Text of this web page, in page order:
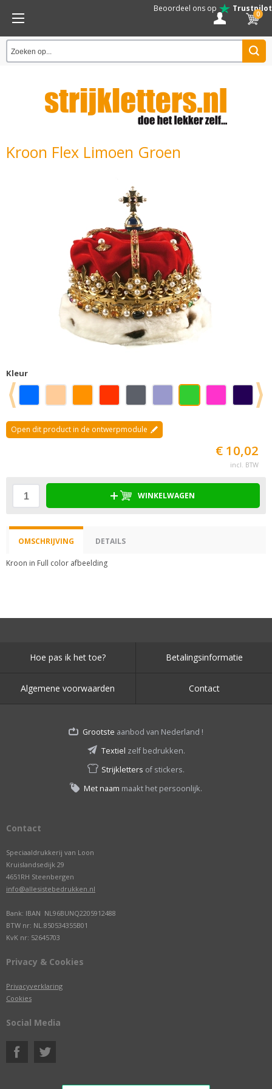
Beoordeel ons op Trustpilot
0
Kroon Flex Limoen Groen
Kleur
Open dit product in de ontwerpmodule
€ 10,02
incl. BTW
WINKELWAGEN
OMSCHRIJVING DETAILS
Kroon in Full color afbeelding
Hoe pas ik het toe? Betalingsinformatie
Algemene voorwaarden Contact
Grootste aanbod van Nederland !
Textiel zelf bedrukken.
Strijkletters of stickers.
Met naam maakt het persoonlijk.
Contact
Speciaaldrukkerij van Loon
Kruislandsedijk 29
4651RH Steenbergen
info@allesistebedrukken.nl
Bank: IBAN NL96BUNQ2205912488
BTW nr: NL.850534355B01
KvK nr: 52645703
Privacy & Cookies
Privacyverklaring
Cookies
Social Media